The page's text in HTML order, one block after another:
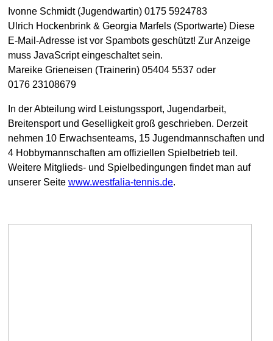
Ivonne Schmidt (Jugendwartin) 0175 5924783
Ulrich Hockenbrink & Georgia Marfels (Sportwarte) Diese
E-Mail-Adresse ist vor Spambots geschützt! Zur Anzeige
muss JavaScript eingeschaltet sein.
Mareike Grieneisen (Trainerin) 05404 5537 oder
0176 23108679
In der Abteilung wird Leistungssport, Jugendarbeit,
Breitensport und Geselligkeit groß geschrieben. Derzeit
nehmen 10 Erwachsenteams, 15 Jugendmannschaften und
4 Hobbymannschaften am offiziellen Spielbetrieb teil.
Weitere Mitglieds- und Spielbedingungen findet man auf
unserer Seite www.westfalia-tennis.de.